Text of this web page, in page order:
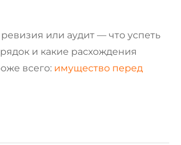
или аудит — что успеть
и какие расхождения
всего: имущество перед